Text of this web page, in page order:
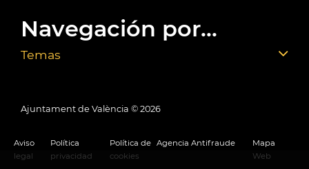
Navegación por...
Temas
Ajuntament de València © 2026
Aviso
legal
Política
privacidad
Política de
cookies
Agencia Antifraude
Mapa
Web